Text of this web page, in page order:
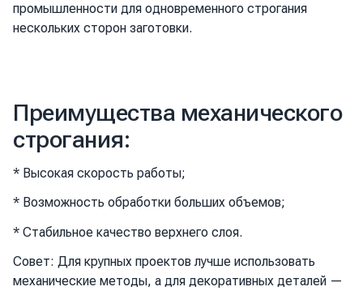
промышленности для одновременного строгания
нескольких сторон заготовки.
Преимущества механического
строгания:
* Высокая скорость работы;
* Возможность обработки больших объемов;
* Стабильное качество верхнего слоя.
Совет: Для крупных проектов лучше использовать
механические методы, а для декоративных деталей —